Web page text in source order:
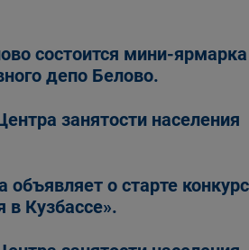
состоится мини-ярмарка
депо Белово.
занятости населения
объявляет о старте
в Кузбассе».